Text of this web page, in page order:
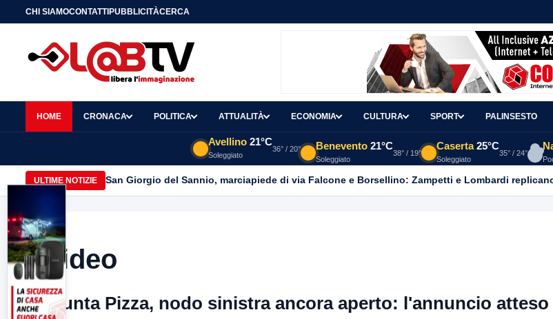
CHI SIAMOCONTATTIPUBBLICITÀCERCA
HOME CRONACA POLITICA ATTUALITÀ ECONOMIA CULTURA SPORT PALINSESTO
Avellino 21°C
Soleggiato
36° / 20° Benevento 21°C
Soleggiato
38° / 19°
Caserta 25°C
Soleggiato
35° / 24°
ULTIME NOTIZIE San Giorgio del Sannio, marciapiede di via Falcone e Borsellino: Zampetti e Lombardi
Video
Giunta Pizza, nodo sinistra ancora aperto: l'annuncio